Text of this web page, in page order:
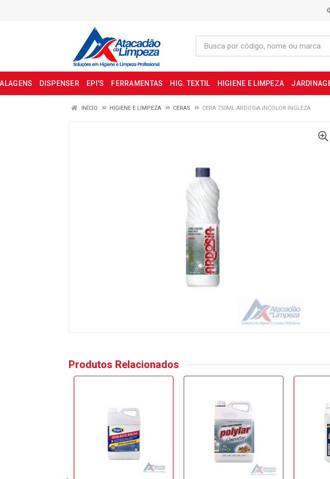
DISPENSER EPI'S FERRAMENTAS HIG. TEXTIL HIGIENE E LIMPEZA
INÍCIO HIGIENE E LIMPEZA CERAS CERA 750ML ARDOSIA INCOLOR INGLEZA
Produtos Relacionados